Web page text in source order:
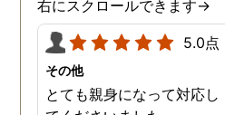
右にスクロールできます→
5.0点
その他
とても親身になって対応し